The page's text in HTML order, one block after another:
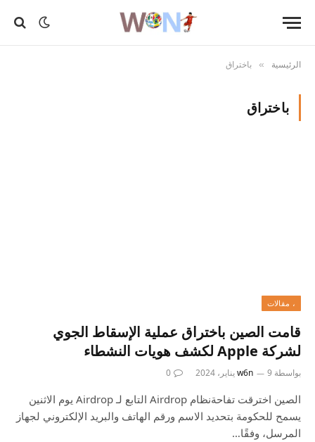
الرئيسية » باختراق
باختراق
، مقالات
قامت الصين باختراق عملية الإسقاط الجوي
لشركة Apple لكشف هويات النشطاء
بواسطة w6n 9 يناير، 2024 0
الصين اخترقت تفاحةنظام Airdrop التابع لـ Airdrop يوم الاثنين
يسمح للحكومة بتحديد الاسم ورقم الهاتف والبريد الإلكتروني لجهاز
المرسل، وفقًا…